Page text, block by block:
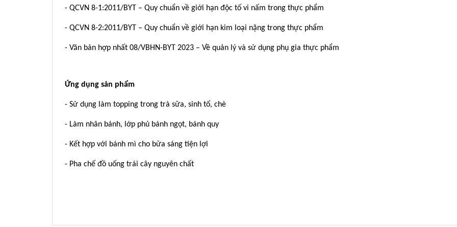
- QCVN 8-1:2011/BYT – Quy chuẩn về giới hạn độc tố vi nấm trong thực phẩm
- QCVN 8-2:2011/BYT – Quy chuẩn về giới hạn kim loại nặng trong thực phẩm
- Văn bản hợp nhất 08/VBHN-BYT 2023 – Về quản lý và sử dụng phụ gia thực phẩm
Ứng dụng sản phẩm
- Sử dụng làm topping trong trà sữa, sinh tố, chè
- Làm nhân bánh, lớp phủ bánh ngọt, bánh quy
- Kết hợp với bánh mì cho bữa sáng tiện lợi
- Pha chế đồ uống trái cây nguyên chất